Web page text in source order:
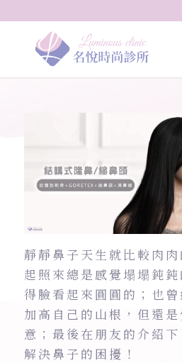
靜靜鼻子天生就比較肉
起照來總是感覺塌塌鈍
得臉看起來圓圓的；也
加高自己的山根，但還
意；最後在朋友的介紹
解決鼻子的困擾！